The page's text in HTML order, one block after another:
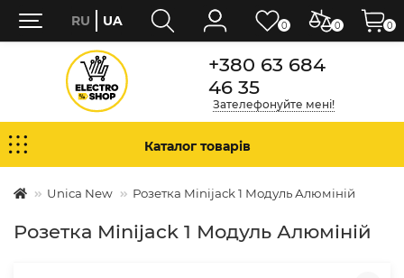
+380 63 684
46 35
Зателефонуйте мені!
Каталог товарів
Unica New Розетка Minijack 1 Модуль Алюміній
Розетка Minijack 1 Модуль Алюміній
0 0
RU UA 0